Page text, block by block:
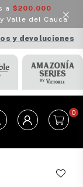
a $200.000
Valle del Cauca
y devoluciones
0